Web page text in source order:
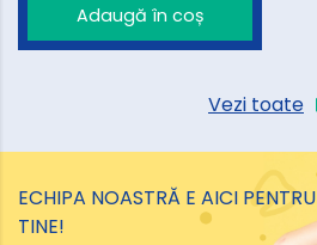
Adaugă în coș
Vezi toate
ECHIPA NOASTRĂ E AICI PENTRU
TINE!